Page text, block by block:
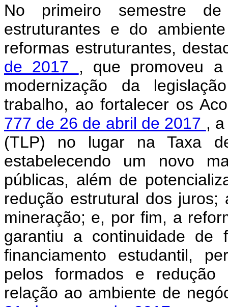
No primeiro semestre
estruturantes e do
reformas estruturantes,
de 2017 , que promoveu a
modernização da
trabalho, ao fortalecer os
777 de 26 de abril de 2017 ,
(TLP) no lugar na Taxa
estabelecendo um novo
públicas, além de
redução estrutural dos
mineração; e, por fim, a
garantiu a continuidade de
financiamento estudantil,
pelos formados e
relação ao ambiente de